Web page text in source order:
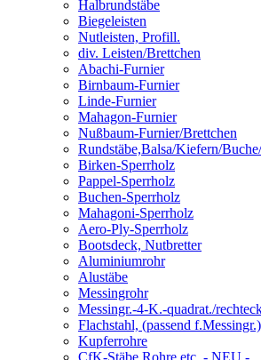
Halbrundstäbe
Biegeleisten
Nutleisten, Profill.
div. Leisten/Brettchen
Abachi-Furnier
Birnbaum-Furnier
Linde-Furnier
Mahagon-Furnier
Nußbaum-Furnier/Brettchen
Rundstäbe,Balsa/Kiefern/
Birken-Sperrholz
Pappel-Sperrholz
Buchen-Sperrholz
Mahagoni-Sperrholz
Aero-Ply-Sperrholz
Bootsdeck, Nutbretter
Aluminiumrohr
Alustäbe
Messingrohr
Messingr.-4-K.-quadrat./
Flachstahl, (passend f.Messingr.)
Kupferrohre
CfK-Stäbe,Rohre,etc. - NEU -